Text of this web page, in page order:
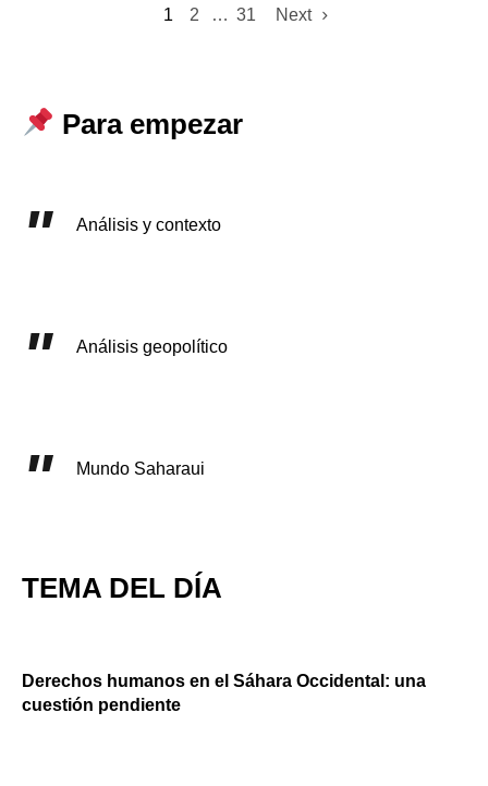
1 2 … 31 Next
Para empezar
Análisis y contexto
Análisis geopolítico
Mundo Saharaui
TEMA DEL DÍA
Derechos humanos en el Sáhara Occidental: una
cuestión pendiente